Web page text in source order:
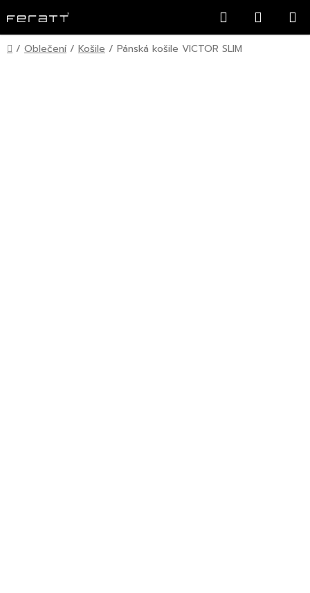
na
obsah
Hledat
KOŠÍK
Domů
/ Oblečení / Košile / Pánská košile VICTOR SLIM